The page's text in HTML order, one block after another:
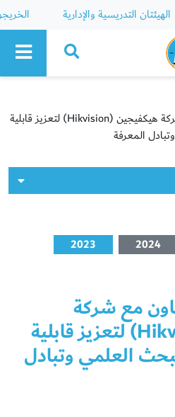
الهيئتان التدريسية والإدارية
جامعة عجمان تتعاون مع شركة هيكفيجين (Hikvision) لتعزيز قابلية
المعرفة
2024
2023
مع شركة
هيكفيجين (Hikvision) لتعزيز قابلية
العلمي وتبادل